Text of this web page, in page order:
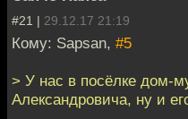
#21 | 29.12.17 21:19
Кому: Sapsan, #5
> У нас в посёлке дом-
Александровича, ну и